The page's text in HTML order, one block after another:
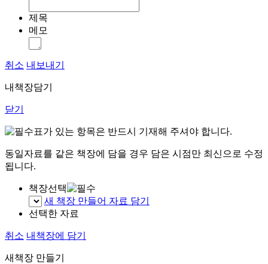
제목
메모
취소 내보내기
내책장담기
닫기
표가 있는 항목은 반드시 기재해 주셔야 합니다.
동일자료를 같은 책장에 담을 경우 담은 시점만 최신으로 수정
됩니다.
책장선택
새 책장 만들어 자료 담기
선택한 자료
취소 내책장에 담기
새책장 만들기